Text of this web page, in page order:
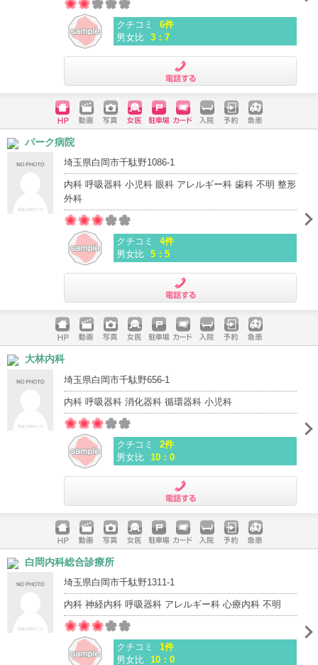
クチコミ
6件
男女比 3：7
ホームペ
ージ
動画 写真 女医 駐車場
クレジッ
入院 予約 急患
パーク病院
埼玉県白岡市千駄野1086-1
内科 呼吸器科 小児科 眼科 アレルギー科 歯科 不明 整形
外科
クチコミ
4件
男女比 5：5
ホームペ
ージ
動画 写真 女医 駐車場
クレジッ
入院 予約 急患
大林内科
埼玉県白岡市千駄野656-1
内科 呼吸器科 消化器科 循環器科 小児科
クチコミ
2件
男女比
10：0
ホームペ
ージ
動画 写真 女医 駐車場
クレジッ
入院 予約 急患
白岡内科総合診療所
埼玉県白岡市千駄野1311-1
内科 神経内科 呼吸器科 アレルギー科 心療内科 不明
クチコミ
1件
男女比
10：0